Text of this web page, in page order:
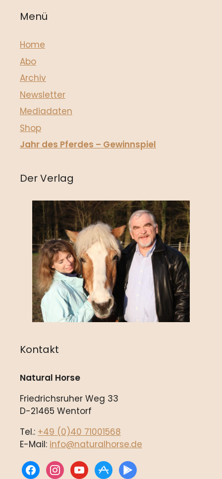
Menü
Home
Abo
Archiv
Newsletter
Mediadaten
Shop
Jahr des Pferdes – Gewinnspiel
Der Verlag
Kontakt
Natural Horse
Friedrichsruher Weg 33
D-21465 Wentorf
Tel.: +49 (0)40 71001568
E-Mail: info@naturalhorse.de
facebookinstagramyoutubeappstore
play